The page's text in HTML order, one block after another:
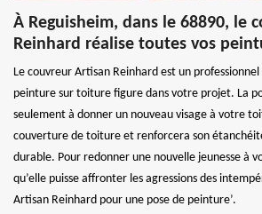
À Reguisheim, dans le 68890, le
Reinhard réalise toutes vos
Le couvreur Artisan Reinhard est un
peinture sur toiture figure dans votre projet. La
seulement à donner un nouveau visage à votre
couverture de toiture et renforcera son
durable. Pour redonner une nouvelle jeunesse à
qu’elle puisse affronter les agressions des
Artisan Reinhard pour une pose de peinture’.